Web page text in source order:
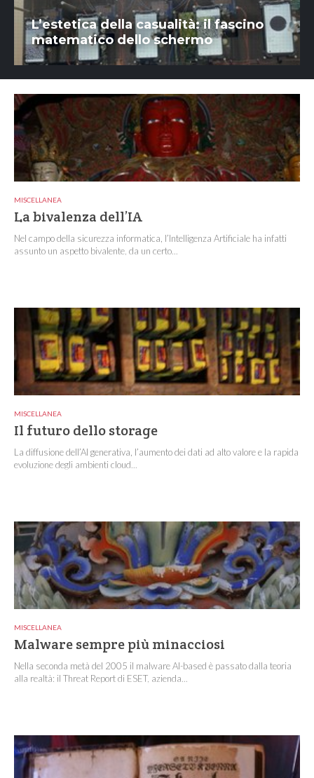
L’estetica della casualità: il fascino
matematico dello schermo
MISCELLANEA
La bivalenza dell’IA
Nel campo della sicurezza informatica, l’Intelligenza Artificiale ha infatti
assunto un aspetto bivalente, da un certo...
MISCELLANEA
Il futuro dello storage
La diffusione dell’AI generativa, l’aumento dei dati ad alto valore e la rapida
evoluzione degli ambienti cloud...
MISCELLANEA
Malware sempre più minacciosi
Nella seconda metà del 2005 il malware AI-based è passato dalla teoria
alla realtà: il Threat Report di ESET, azienda...